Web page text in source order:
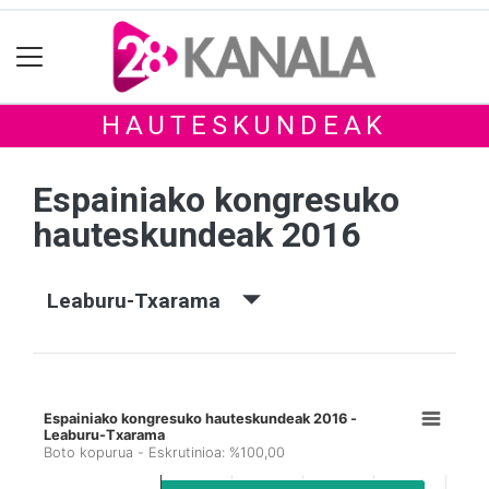
HAUTESKUNDEAK
Espainiako kongresuko
hauteskundeak 2016
Leaburu-Txarama
Espainiako kongresuko hauteskundeak 2016 -
Leaburu-Txarama
Boto kopurua - Eskrutinioa: %100,00